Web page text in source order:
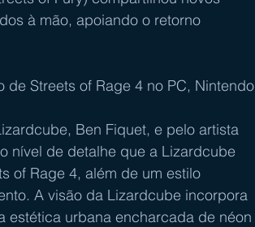
à mão, apoiando o retorno
Streets of Rage 4 no PC, Nintendo
Ben Fiquet, e pelo artista
nível de detalhe que a Lizardcube
of Rage 4, além de um estilo
A visão da Lizardcube incorpora
estética urbana encharcada de néon